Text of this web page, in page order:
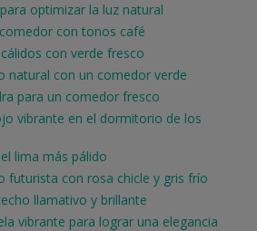
optimizar la luz natural
con tonos café
con verde fresco
natural con un comedor verde
para un comedor fresco
vibrante en el dormitorio de los
lima más pálido
futurista con rosa chicle y gris frío
llamativo y brillante
vibrante para lograr una elegancia